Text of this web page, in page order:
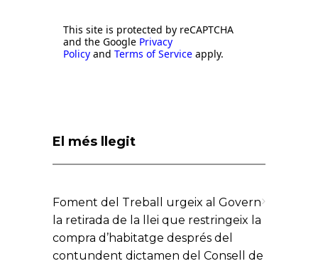
This site is protected by reCAPTCHA
and the Google Privacy
Policy and Terms of Service apply.
El més llegit
Foment del Treball urgeix al Govern
la retirada de la llei que restringeix la
compra d’habitatge després del
contundent dictamen del Consell de